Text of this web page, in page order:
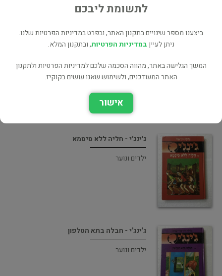
ג'ינג'י - לאן נעלמו ארגזי התפוחים
ילדים ונוער
ג'ינג'י - חליה ללא סיסמא
ילדים ונוער
ג'ינג'י - חבלה בתא הטלפון
ילדים ונוער
לתשומת ליבכם
ביצענו מספר שינויים בתקנון האתר, ובפרט במדיניות הפרטיות שלנו.
ניתן לעייןבמדיניות הפרטיות, ובתקנון המלא.
המשך הגלישה באתר, מהווה הסכמה שלכם למדיניות הפרטיות ולתקנון
האתר המעודכנים, ולשימוש שאנו עושים בקוקיז.
אישור